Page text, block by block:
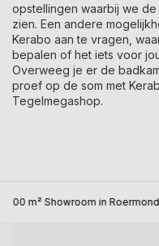
opstellingen waarbij we
zien. Een andere
Kerabo aan te vragen,
bepalen of het iets voor
Overweeg je er de
proef op de som met
Tegelmegashop.
1000 m² Showroom in Roermond